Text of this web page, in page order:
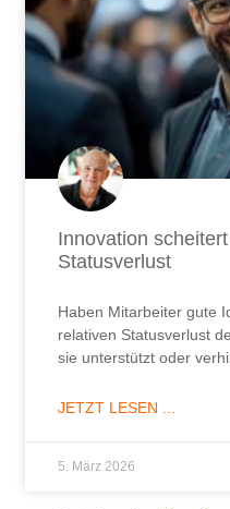
Innovation
Statusverlust
Haben Mitarbeiter gute
relativen Statusverlust
sie unterstützt oder
JETZT LESEN ...
5. März 2026